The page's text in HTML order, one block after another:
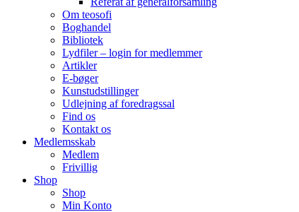
Om teosofi
Boghandel
Bibliotek
Lydfiler – login for medlemmer
Artikler
E-bøger
Kunstudstillinger
Udlejning af foredragssal
Find os
Kontakt os
Medlemsskab
Medlem
Frivillig
Shop
Shop
Min Konto